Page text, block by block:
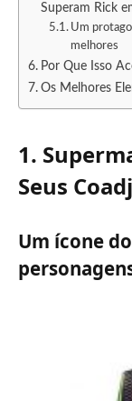
Superam Rick
Um
melhores
Por Que Isso
Os Melhores
1.
Seus
Um ícone